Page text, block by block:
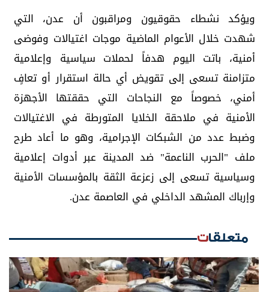
ويؤكد نشطاء حقوقيون ومراقبون أن عدن، التي
شهدت خلال الأعوام الماضية موجات اغتيالات وفوضى
أمنية، باتت اليوم هدفاً لحملات سياسية وإعلامية
متزامنة تسعى إلى تقويض أي حالة استقرار أو تعافٍ
أمني، خصوصاً مع النجاحات التي حققتها الأجهزة
الأمنية في ملاحقة الخلايا المتورطة في الاغتيالات
وضبط عدد من الشبكات الإجرامية، وهو ما أعاد طرح
ملف "الحرب الناعمة" ضد المدينة عبر أدوات إعلامية
وسياسية تسعى إلى زعزعة الثقة بالمؤسسات الأمنية
وإرباك المشهد الداخلي في العاصمة عدن.
متعلقات